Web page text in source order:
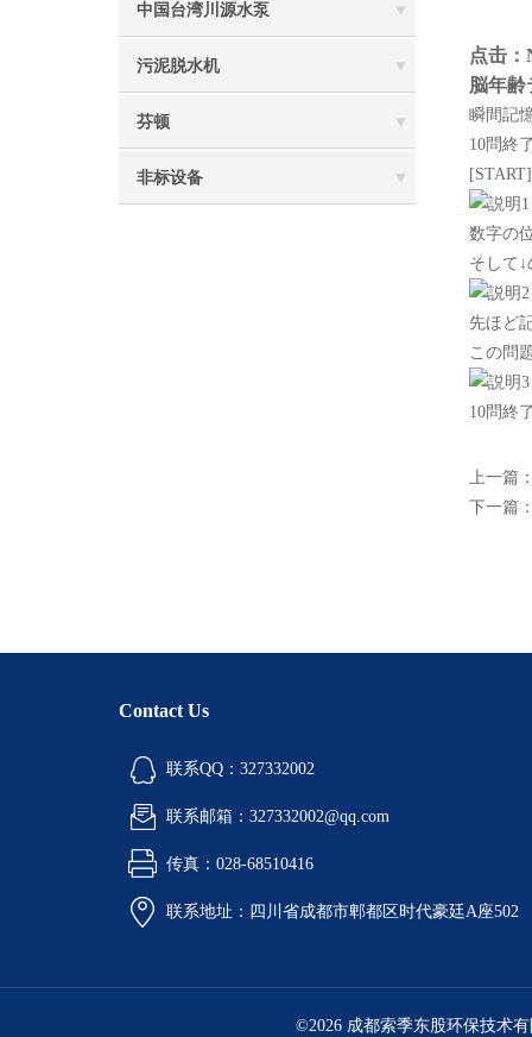
中国台湾川源水泵
污泥脱水机
芬顿
非标设备
点击
脳年齢
瞬間記
10問終
数字の
そして
先ほど
この問
10問終
上一篇
下一篇
Contact Us
联系QQ：327332002
联系邮箱：327332002@qq.com
传真：028-68510416
联系地址：四川省成都市郫都区时代豪廷A座502
©2026 成都索季东股环保技术